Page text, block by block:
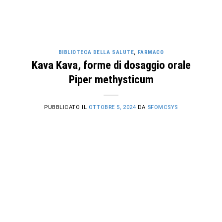
BIBLIOTECA DELLA SALUTE, FARMACO
Kava Kava, forme di dosaggio orale
Piper methysticum
PUBBLICATO IL OTTOBRE 5, 2024 DA SFOMCSYS